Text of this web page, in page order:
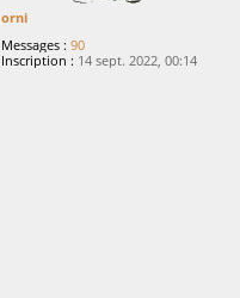
orni
Messages : 90
Inscription : 14 sept. 2022, 00:14